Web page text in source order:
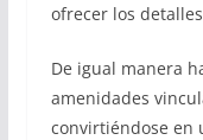
ofrecer los
De igual manera
amenidades
convirtiéndose en